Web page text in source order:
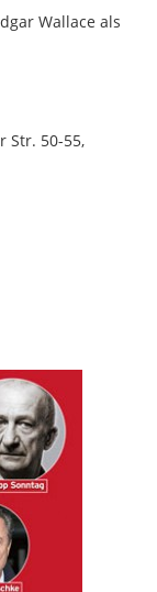
Wallace als
Str. 50-55,